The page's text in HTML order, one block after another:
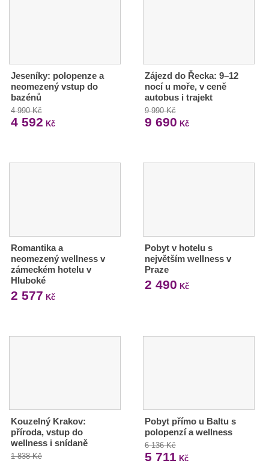
Jeseníky: polopenze a
neomezený vstup do
bazénů
4 990 Kč
4 592 Kč
Zájezd do Řecka: 9–12
nocí u moře, v ceně
autobus i trajekt
9 990 Kč
9 690 Kč
Romantika a
neomezený wellness v
zámeckém hotelu v
Hluboké
2 577 Kč
Pobyt v hotelu s
největším wellness v
Praze
2 490 Kč
Kouzelný Krakov:
příroda, vstup do
wellness i snídaně
1 838 Kč
Pobyt přímo u Baltu s
polopenzí a wellness
6 136 Kč
5 711 Kč